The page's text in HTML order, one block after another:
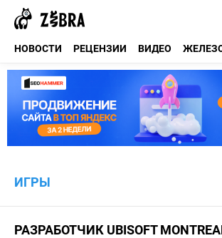
НОВОСТИ РЕЦЕНЗИИ ВИДЕО
ИГРЫ
РАЗРАБОТЧИК UBISOFT